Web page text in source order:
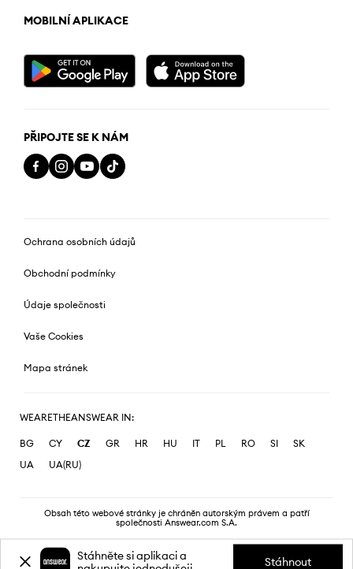
MOBILNÍ APLIKACE
PŘIPOJTE SE K NÁM
Ochrana osobních údajů
Obchodní podmínky
Údaje společnosti
Vaše Cookies
Mapa stránek
WEARETHEANSWEAR IN:
BG CY CZ GR HR HU IT PL RO SI
SK
UA
UA(RU)
Obsah této webové stránky je chráněn autorským právem a patří
společnosti Answear.com S.A.
Stáhněte si aplikaci a
Stáhnout